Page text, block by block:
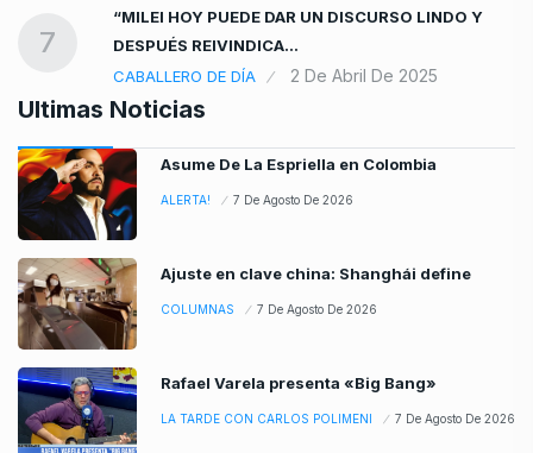
7
“MILEI HOY PUEDE DAR UN DISCURSO LINDO Y
DESPUÉS REIVINDICA…
CABALLERO DE DÍA
2 De Abril De 2025
Ultimas Noticias
Asume De La Espriella en Colombia
ALERTA! 7 De Agosto De 2026
Ajuste en clave china: Shanghái define
COLUMNAS 7 De Agosto De 2026
Rafael Varela presenta «Big Bang»
LA TARDE CON CARLOS POLIMENI 7 De Agosto De 2026